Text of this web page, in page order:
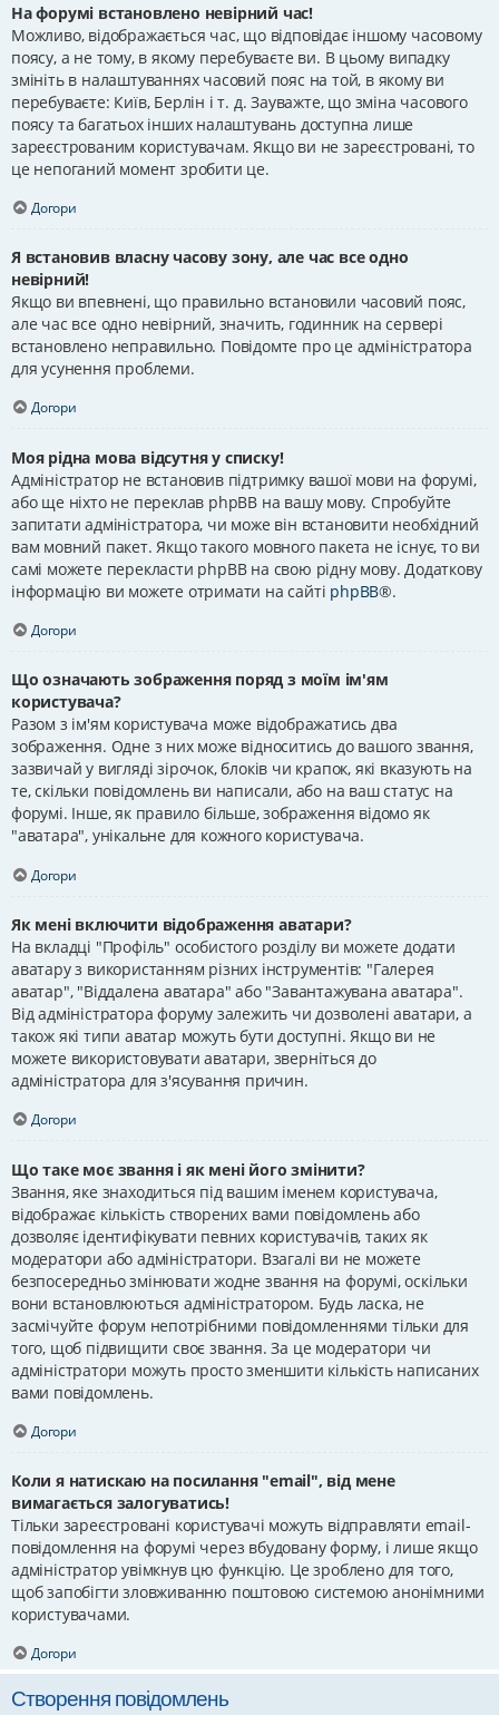
На форумі встановлено невірний час!
Можливо, відображається час, що відповідає іншому часовому
поясу, а не тому, в якому перебуваєте ви. В цьому випадку
змініть в налаштуваннях часовий пояс на той, в якому ви
перебуваєте: Київ, Берлін і т. д. Зауважте, що зміна часового
поясу та багатьох інших налаштувань доступна лише
зареєстрованим користувачам. Якщо ви не зареєстровані, то
це непоганий момент зробити це.
Догори
Я встановив власну часову зону, але час все одно
невірний!
Якщо ви впевнені, що правильно встановили часовий пояс,
але час все одно невірний, значить, годинник на сервері
встановлено неправильно. Повідомте про це адміністратора
для усунення проблеми.
Догори
Моя рідна мова відсутня у списку!
Адміністратор не встановив підтримку вашої мови на форумі,
або ще ніхто не переклав phpBB на вашу мову. Спробуйте
запитати адміністратора, чи може він встановити необхідний
вам мовний пакет. Якщо такого мовного пакета не існує, то ви
самі можете перекласти phpBB на свою рідну мову. Додаткову
інформацію ви можете отримати на сайті phpBB®.
Догори
Що означають зображення поряд з моїм ім'ям
користувача?
Разом з ім'ям користувача може відображатись два
зображення. Одне з них може відноситись до вашого звання,
зазвичай у вигляді зірочок, блоків чи крапок, які вказують на
те, скільки повідомлень ви написали, або на ваш статус на
форумі. Інше, як правило більше, зображення відомо як
"аватара", унікальне для кожного користувача.
Догори
Як мені включити відображення аватари?
На вкладці "Профіль" особистого розділу ви можете додати
аватару з використанням різних інструментів: "Галерея
аватар", "Віддалена аватара" або "Завантажувана аватара".
Від адміністратора форуму залежить чи дозволені аватари, а
також які типи аватар можуть бути доступні. Якщо ви не
можете використовувати аватари, зверніться до
адміністратора для з'ясування причин.
Догори
Що таке моє звання і як мені його змінити?
Звання, яке знаходиться під вашим іменем користувача,
відображає кількість створених вами повідомлень або
дозволяє ідентифікувати певних користувачів, таких як
модератори або адміністратори. Взагалі ви не можете
безпосередньо змінювати жодне звання на форумі, оскільки
вони встановлюються адміністратором. Будь ласка, не
засмічуйте форум непотрібними повідомленнями тільки для
того, щоб підвищити своє звання. За це модератори чи
адміністратори можуть просто зменшити кількість написаних
вами повідомлень.
Догори
Коли я натискаю на посилання "email", від мене
вимагається залогуватись!
Тільки зареєстровані користувачі можуть відправляти email-
повідомлення на форумі через вбудовану форму, і лише якщо
адміністратор увімкнув цю функцію. Це зроблено для того,
щоб запобігти зловживанню поштовою системою анонімними
користувачами.
Догори
Створення повідомлень